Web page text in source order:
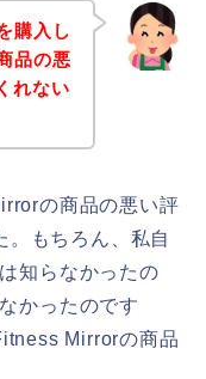
購入し
品の悪
れない
の商品の悪い評
。もちろん、私自
知らなかったの
かったのです
Mirrorの商品